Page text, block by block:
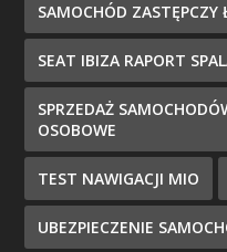
SAMOCHÓD ZASTĘPCZY
SEAT IBIZA RAPORT
SPRZEDAŻ
OSOBOWE
TEST NAWIGACJI MIO
UBEZPIECZENIE